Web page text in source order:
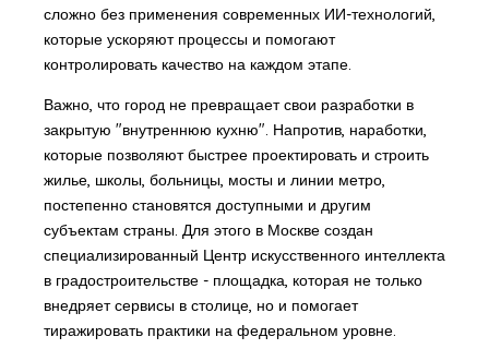
сложно без применения современных ИИ-технологий,
которые ускоряют процессы и помогают
контролировать качество на каждом этапе.
Важно, что город не превращает свои разработки в
закрытую "внутреннюю кухню". Напротив, наработки,
которые позволяют быстрее проектировать и строить
жилье, школы, больницы, мосты и линии метро,
постепенно становятся доступными и другим
субъектам страны. Для этого в Москве создан
специализированный Центр искусственного интеллекта
в градостроительстве - площадка, которая не только
внедряет сервисы в столице, но и помогает
тиражировать практики на федеральном уровне.